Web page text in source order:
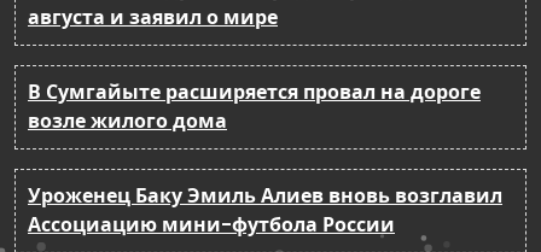
августа и заявил о мире
В Сумгайыте расширяется провал на дороге
возле жилого дома
Уроженец Баку Эмиль Алиев вновь возглавил
Ассоциацию мини-футбола России